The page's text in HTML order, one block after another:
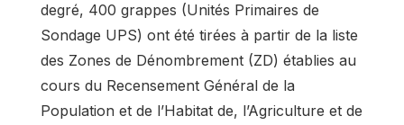
degré, 400 grappes (Unités Primaires de
Sondage UPS) ont été tirées à partir de la liste
des Zones de Dénombrement (ZD) établies au
cours du Recensement Général de la
Population et de l’Habitat de, l’Agriculture et de